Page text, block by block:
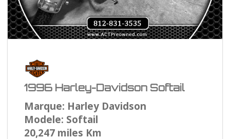
1996 Harley-Davidson Softail
Marque: Harley Davidson
Modele: Softail
20,247 miles Km